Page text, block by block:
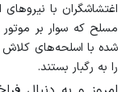
اغتشاشگران با
مسلح که سوار بر موتور
شده با اسلحه‌های کلاش
را به رگبار بستند.